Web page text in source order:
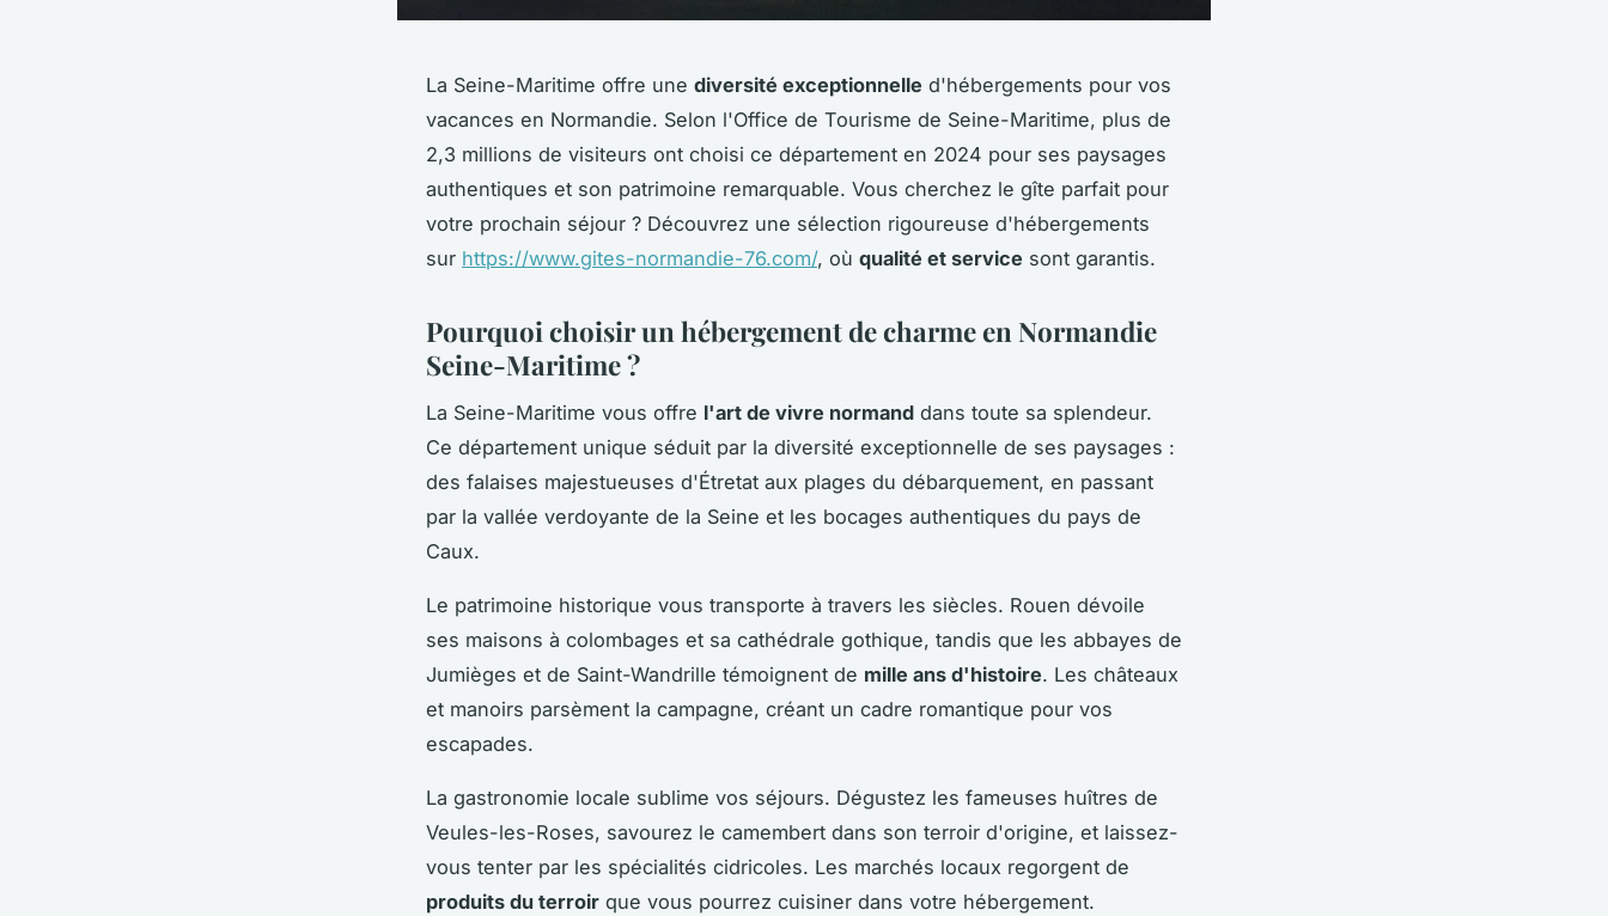
La Seine-Maritime offre une diversité exceptionnelle d'hébergements pour vos
vacances en Normandie. Selon l'Office de Tourisme de Seine-Maritime, plus de
2,3 millions de visiteurs ont choisi ce département en 2024 pour ses paysages
authentiques et son patrimoine remarquable. Vous cherchez le gîte parfait pour
votre prochain séjour ? Découvrez une sélection rigoureuse d'hébergements
sur https://www.gites-normandie-76.com/, où qualité et service sont garantis.
Pourquoi choisir un hébergement de charme en Normandie
Seine-Maritime ?
La Seine-Maritime vous offre l'art de vivre normand dans toute sa splendeur.
Ce département unique séduit par la diversité exceptionnelle de ses paysages :
des falaises majestueuses d'Étretat aux plages du débarquement, en passant
par la vallée verdoyante de la Seine et les bocages authentiques du pays de
Caux.
Le patrimoine historique vous transporte à travers les siècles. Rouen dévoile
ses maisons à colombages et sa cathédrale gothique, tandis que les abbayes de
Jumièges et de Saint-Wandrille témoignent de mille ans d'histoire. Les châteaux
et manoirs parsèment la campagne, créant un cadre romantique pour vos
escapades.
La gastronomie locale sublime vos séjours. Dégustez les fameuses huîtres de
Veules-les-Roses, savourez le camembert dans son terroir d'origine, et laissez-
vous tenter par les spécialités cidricoles. Les marchés locaux regorgent de
produits du terroir que vous pourrez cuisiner dans votre hébergement.